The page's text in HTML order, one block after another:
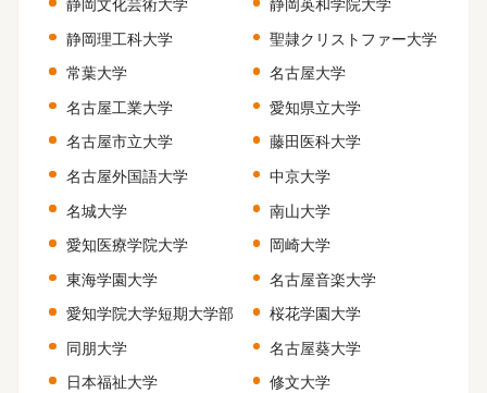
静岡文化芸術大学
静岡英和学院大学
静岡理工科大学
聖隷クリストファー大学
常葉大学
名古屋大学
名古屋工業大学
愛知県立大学
名古屋市立大学
藤田医科大学
名古屋外国語大学
中京大学
名城大学
南山大学
愛知医療学院大学
岡崎大学
東海学園大学
名古屋音楽大学
愛知学院大学短期大学部
桜花学園大学
同朋大学
名古屋葵大学
日本福祉大学
修文大学